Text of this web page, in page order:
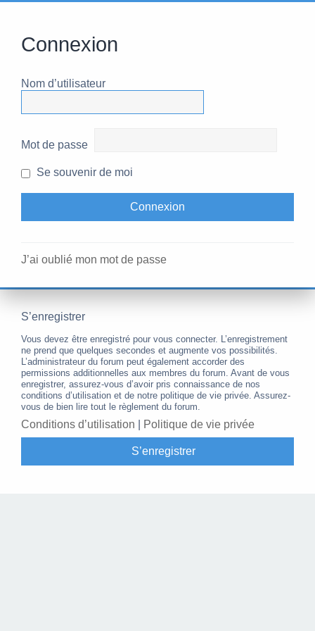
Connexion
Nom d’utilisateur
Mot de passe
Se souvenir de moi
J’ai oublié mon mot de passe
S’enregistrer
Vous devez être enregistré pour vous connecter. L’enregistrement
ne prend que quelques secondes et augmente vos possibilités.
L’administrateur du forum peut également accorder des
permissions additionnelles aux membres du forum. Avant de vous
enregistrer, assurez-vous d’avoir pris connaissance de nos
conditions d’utilisation et de notre politique de vie privée. Assurez-
vous de bien lire tout le règlement du forum.
Conditions d’utilisation Politique de vie privée
S’enregistrer